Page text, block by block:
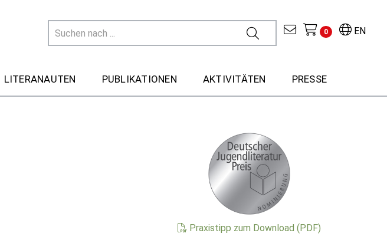
EN
0
LITERANAUTEN PUBLIKATIONEN AKTIVITÄTEN PRESSE
Praxistipp zum Download (PDF)